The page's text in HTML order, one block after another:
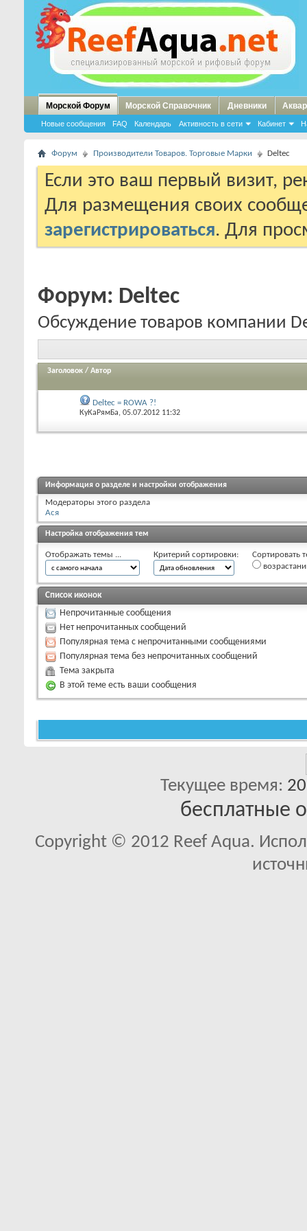
Морской Форум
Новые сообщения FAQ Календарь Активность в сети Кабинет
Морской Справочник Дневники
Форум Производители Товаров. Торговые Марки Deltec
Если это ваш первый визит,
Для размещения своих
зарегистрироваться. Для
Форум: Deltec
Обсуждение товаров компании
Заголовок / Автор
Deltec = ROWA ?!
КуКаРямБа, 05.07.2012 11:32
Информация о разделе и настройки отображения
Модераторы этого раздела
Ася
Настройка отображения тем
Отображать темы ... Критерий сортировки:
Сортировать
Список иконок
Непрочитанные сообщения
Нет непрочитанных сообщений
Популярная тема с непрочитанными сообщениями
Популярная тема без непрочитанных сообщений
Тема закрыта
В этой теме есть ваши сообщения
Текущее время:
бесплатные
Copyright © 2012 Reef Aqua.